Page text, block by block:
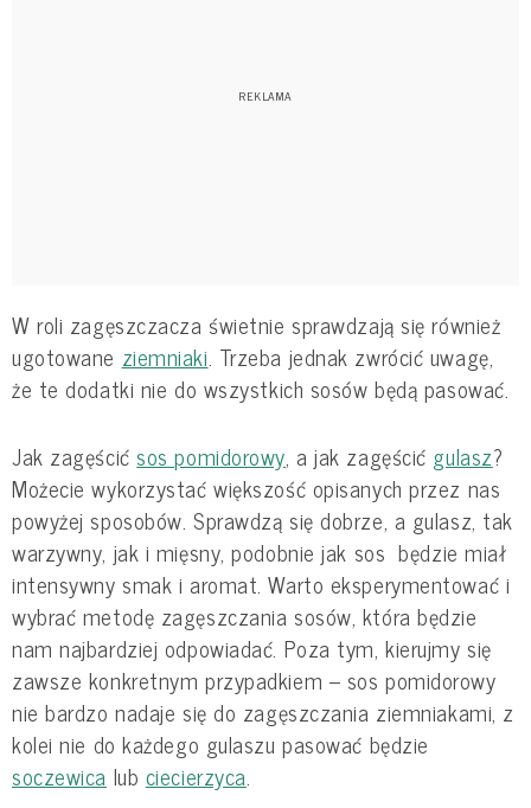
W roli zagęszczacza świetnie sprawdzają się również
ugotowane ziemniaki. Trzeba jednak zwrócić uwagę,
że te dodatki nie do wszystkich sosów będą pasować.
Jak zagęścićsos pomidorowy, a jak zagęścić gulasz?
Możecie wykorzystać większość opisanych przez nas
powyżej sposobów. Sprawdzą się dobrze, a gulasz, tak
warzywny, jak i mięsny, podobnie jak sos będzie miał
intensywny smak i aromat. Warto eksperymentować i
wybrać metodę zagęszczania sosów, która będzie
nam najbardziej odpowiadać. Poza tym, kierujmy się
zawsze konkretnym przypadkiem – sos pomidorowy
nie bardzo nadaje się do zagęszczania ziemniakami, z
kolei nie do każdego gulaszu pasować będzie
soczewica lub ciecierzyca.